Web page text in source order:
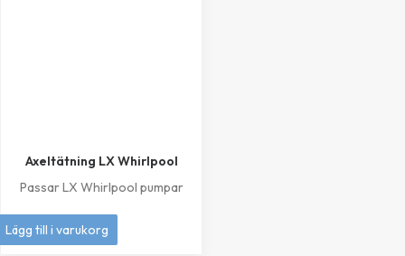
Axeltätning LX Whirlpool
Passar LX Whirlpool pumpar
249kr
Lägg till i varukorg